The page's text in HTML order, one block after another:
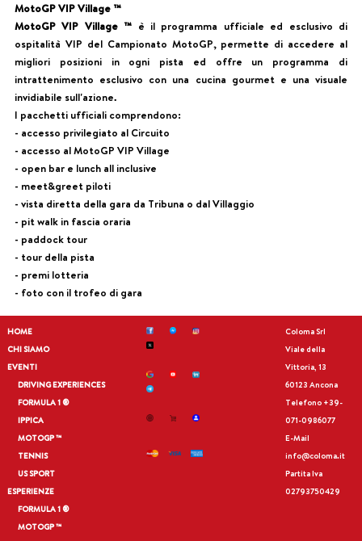
MotoGP VIP Village ™
MotoGP VIP Village ™ è il programma ufficiale ed esclusivo di
ospitalità VIP del Campionato MotoGP, permette di accedere al
migliori posizioni in ogni pista ed offre un programma di
intrattenimento esclusivo con una cucina gourmet e una visuale
invidiabile sull'azione.
I pacchetti ufficiali comprendono:
- accesso privilegiato al Circuito
- accesso al MotoGP VIP Village
- open bar e lunch all inclusive
- meet&greet piloti
- vista diretta della gara da Tribuna o dal Villaggio
- pit walk in fascia oraria
- paddock tour
- tour della pista
- premi lotteria
- foto con il trofeo di gara
HOME
CHI SIAMO
EVENTI
DRIVING EXPERIENCES
FORMULA 1 ®
IPPICA
MOTOGP ™
TENNIS
US SPORT
ESPERIENZE
FORMULA 1 ®
MOTOGP ™
Coloma Srl
Viale della
Vittoria, 13
60123 Ancona
Telefono +39-
071-0986077
E-Mail
info@coloma.it
Partita Iva
02793750429